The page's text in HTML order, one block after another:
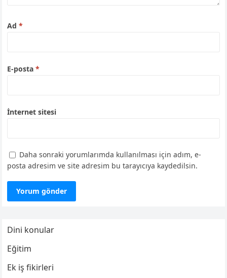
Ad*
E-posta*
İnternet sitesi
Daha sonraki yorumlarımda kullanılması için adım, e-
posta adresim ve site adresim bu tarayıcıya kaydedilsin.
Dini konular
Eğitim
Ek iş fikirleri